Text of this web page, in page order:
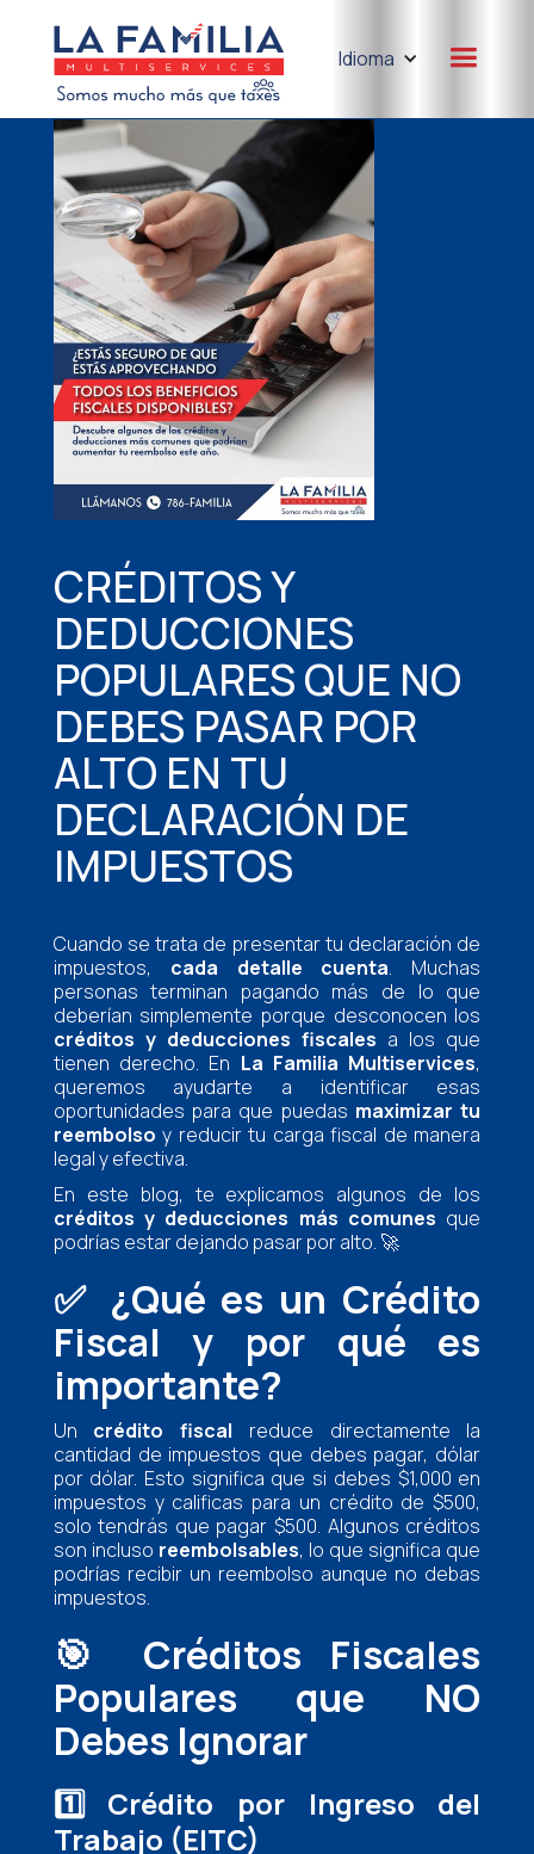
Idioma
CRÉDITOS Y
DEDUCCIONES
POPULARES QUE NO
DEBES PASAR POR
ALTO EN TU
DECLARACIÓN DE
IMPUESTOS
Cuando se trata de presentar tu declaración de
impuestos, cada detalle cuenta. Muchas
personas terminan pagando más de lo que
deberían simplemente porque desconocen los
créditos y deducciones fiscales a los que
tienen derecho. En La Familia Multiservices,
queremos ayudarte a identificar esas
oportunidades para que puedas maximizar tu
reembolso y reducir tu carga fiscal de manera
legal y efectiva.
En este blog, te explicamos algunos de los
créditos y deducciones más comunes que
podrías estar dejando pasar por alto. 🚀
✅ ¿Qué es un Crédito
Fiscal y por qué es
importante?
Un crédito fiscal reduce directamente la
cantidad de impuestos que debes pagar, dólar
por dólar. Esto significa que si debes $1,000 en
impuestos y calificas para un crédito de $500,
solo tendrás que pagar $500. Algunos créditos
son incluso reembolsables, lo que significa que
podrías recibir un reembolso aunque no debas
impuestos.
🎯 Créditos Fiscales
Populares que NO
Debes Ignorar
1️⃣ Crédito por Ingreso del
Trabajo (EITC)